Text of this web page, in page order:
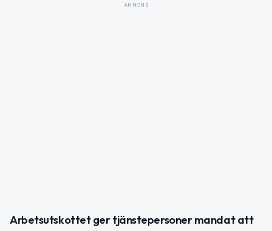
ANNONS
Arbetsutskottet ger tjänstepersoner mandat att